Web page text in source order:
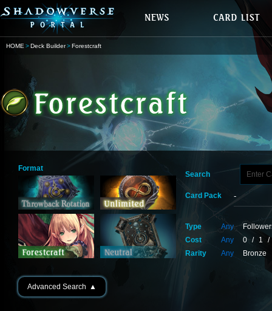
HOME Deck Builder Forestcraft
Format
Search
Card Pack
Type Any
Cost
Any 0 / 1
/
Rarity
Any Bronze
Advanced Search ▲